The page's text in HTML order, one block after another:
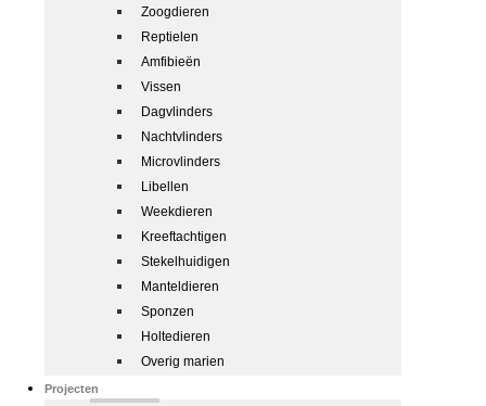
Zoogdieren
Reptielen
Amfibieën
Vissen
Dagvlinders
Nachtvlinders
Microvlinders
Libellen
Weekdieren
Kreeftachtigen
Stekelhuidigen
Manteldieren
Sponzen
Holtedieren
Overig marien
Projecten